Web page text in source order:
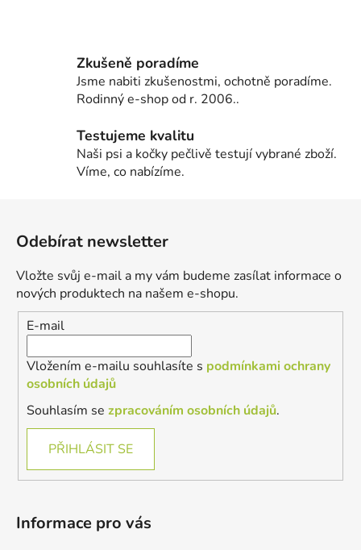
Zkušeně poradíme
Jsme nabiti zkušenostmi, ochotně poradíme.
Rodinný e-shop od r. 2006..
Testujeme kvalitu
Naši psi a kočky pečlivě testují vybrané zboží.
Víme, co nabízíme.
Odebírat newsletter
Vložte svůj e-mail a my vám budeme zasílat informace o
nových produktech na našem e-shopu.
E-mail
Vložením e-mailu souhlasíte s podmínkami ochrany
osobních údajů
Souhlasím se zpracováním osobních údajů.
PŘIHLÁSIT SE
Informace pro vás